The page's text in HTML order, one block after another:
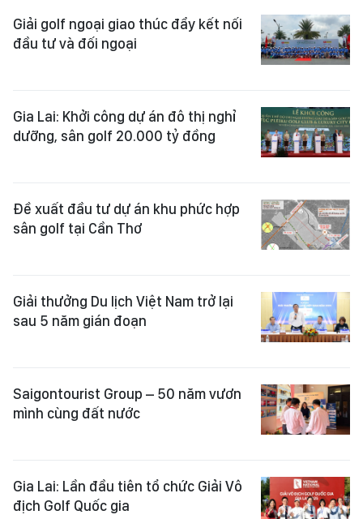
Giải golf ngoại giao thúc đẩy kết nối
đầu tư và đối ngoại
Gia Lai: Khởi công dự án đô thị nghỉ
dưỡng, sân golf 20.000 tỷ đồng
Đề xuất đầu tư dự án khu phức hợp
sân golf tại Cần Thơ
Giải thưởng Du lịch Việt Nam trở lại
sau 5 năm gián đoạn
Saigontourist Group – 50 năm vươn
mình cùng đất nước
Gia Lai: Lần đầu tiên tổ chức Giải Vô
địch Golf Quốc gia